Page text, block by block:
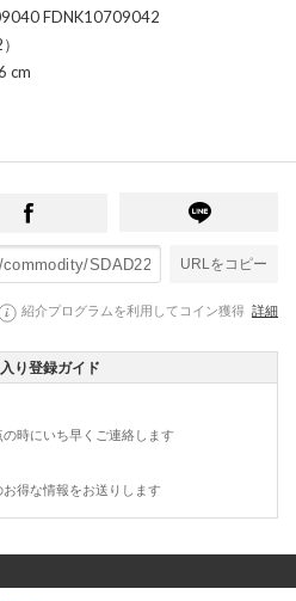
FDNK10709042
cm
URLをコピー
紹介プログラムを利用してコイン獲得 詳細
り登録ガイド
時にいち早くご連絡します
得な情報をお送りします